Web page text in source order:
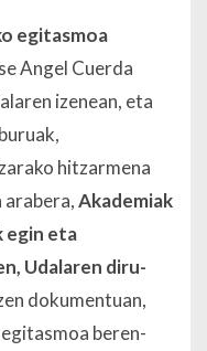
egitasmoa
Angel Cuerda
izenean, eta
hitzarmena
Akademiak
egin eta
Udalaren diru-
dokumentuan,
beren-